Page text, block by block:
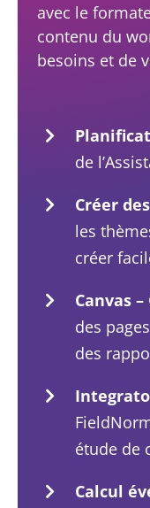
avec le
contenu du
besoins et de
de
Créer
les
créer
Canvas –
des
des
étude de
Calcul